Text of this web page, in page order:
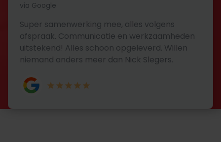
via Google
Super samenwerking mee, alles volgens
afspraak. Communicatie en werkzaamheden
uitstekend! Alles schoon opgeleverd. Willen
niemand anders meer dan Nick Slegers.